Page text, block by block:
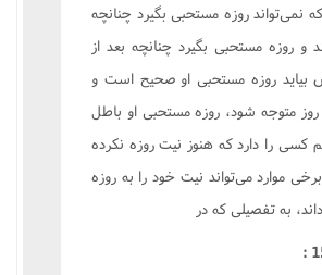
نمی‌تواند روزه مستحبی بگیرد چنانچه
و روزه مستحبی بگیرد چنانچه بعد از
بیاید روزه مستحبی او صحیح است و
روز متوجه شود، روزه مستحبی او باطل
را دارد که هنوز نیت روزه نکرده
موارد می‌تواند نیت خود را به روزه
به تفصیلی که در